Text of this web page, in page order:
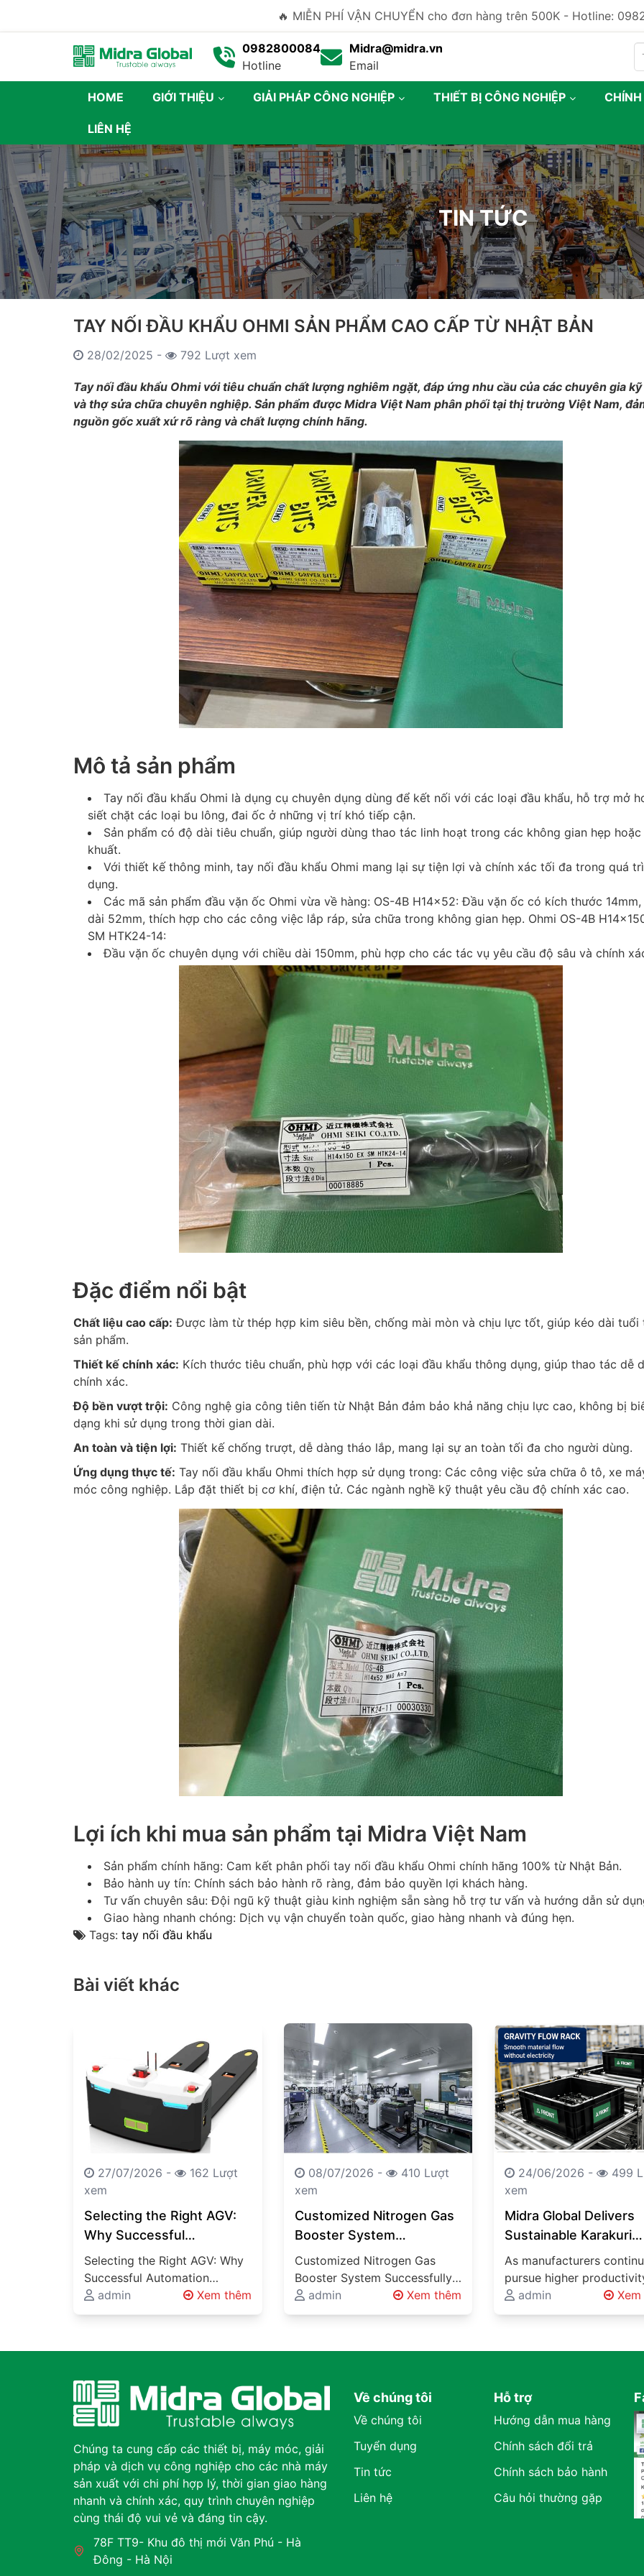
🔥 MIỄN PHÍ VẬN CHUYỂN cho đơn hàng trên 500K - Hotline:
0982800084
Hotline
Midra@midra.vn
Email
HOME GIỚI THIỆU GIẢI PHÁP CÔNG NGHIỆP THIẾT BỊ CÔNG NGHIỆP
LIÊN HỆ
TIN TỨC
TAY NỐI ĐẦU KHẨU OHMI SẢN PHẨM CAO CẤP TỪ NHẬT BẢN
28/02/2025 - 792 Lượt xem
Tay nối đầu khẩu Ohmi với tiêu chuẩn chất lượng nghiêm ngặt, đáp ứng nhu cầu của các chuyên gia
và thợ sửa chữa chuyên nghiệp. Sản phẩm được Midra Việt Nam phân phối tại thị trường Việt Nam,
nguồn gốc xuất xứ rõ ràng và chất lượng chính hãng.
Mô tả sản phẩm
Tay nối đầu khẩu Ohmi là dụng cụ chuyên dụng dùng để kết nối với các loại đầu khẩu, hỗ trợ mở
siết chặt các loại bu lông, đai ốc ở những vị trí khó tiếp cận.
Sản phẩm có độ dài tiêu chuẩn, giúp người dùng thao tác linh hoạt trong các không gian hẹp
khuất.
Với thiết kế thông minh, tay nối đầu khẩu Ohmi mang lại sự tiện lợi và chính xác tối đa trong quá
dụng.
Các mã sản phẩm đầu vặn ốc Ohmi vừa về hàng: OS-4B H14x52: Đầu vặn ốc có kích thước 14mm,
dài 52mm, thích hợp cho các công việc lắp ráp, sửa chữa trong không gian hẹp. Ohmi OS-4B
SM HTK24-14:
Đầu vặn ốc chuyên dụng với chiều dài 150mm, phù hợp cho các tác vụ yêu cầu độ sâu và chính
Đặc điểm nổi bật
Chất liệu cao cấp: Được làm từ thép hợp kim siêu bền, chống mài mòn và chịu lực tốt, giúp kéo dài tuổi
sản phẩm.
Thiết kế chính xác: Kích thước tiêu chuẩn, phù hợp với các loại đầu khẩu thông dụng, giúp thao tác dễ
chính xác.
Độ bền vượt trội: Công nghệ gia công tiên tiến từ Nhật Bản đảm bảo khả năng chịu lực cao, không bị
dạng khi sử dụng trong thời gian dài.
An toàn và tiện lợi: Thiết kế chống trượt, dễ dàng tháo lắp, mang lại sự an toàn tối đa cho người dùng.
Ứng dụng thực tế: Tay nối đầu khẩu Ohmi thích hợp sử dụng trong: Các công việc sửa chữa ô tô, xe
móc công nghiệp. Lắp đặt thiết bị cơ khí, điện tử. Các ngành nghề kỹ thuật yêu cầu độ chính xác cao.
Lợi ích khi mua sản phẩm tại Midra Việt Nam
Sản phẩm chính hãng: Cam kết phân phối tay nối đầu khẩu Ohmi chính hãng 100% từ Nhật Bản.
Bảo hành uy tín: Chính sách bảo hành rõ ràng, đảm bảo quyền lợi khách hàng.
Tư vấn chuyên sâu: Đội ngũ kỹ thuật giàu kinh nghiệm sẵn sàng hỗ trợ tư vấn và hướng dẫn sử
Giao hàng nhanh chóng: Dịch vụ vận chuyển toàn quốc, giao hàng nhanh và đúng hẹn.
Tags: tay nối đầu khẩu
Bài viết khác
27/07/2026 -
162 Lượt
xem
Selecting the Right AGV:
Why Successful
Automation Requires
More Than Choosing a
Vehicle
Selecting the Right AGV: Why
Successful Automation
Requires More Than Choosing
a Vehicle Automated Guided
admin Xem thêm
08/07/2026 -
410 Lượt
xem
Customized Nitrogen Gas
Booster System
Successfully Delivered
Through Midra Global’s
Engineering Expertise
Engineering Solutions
Customized Nitrogen Gas
Booster System Successfully
Delivered Through Midra
Global's Engineering Expertise
admin Xem thêm
24/06/2026 -
499
xem
Midra Global Delivers
Sustainable Karakuri
Solutions for One of
Vietnam’s Largest
Automotive
Manufacturers
As manufacturers
pursue higher
lower operating costs,
sustainable production
admin Xem
Chúng ta cung cấp các thiết bị, máy móc, giải
pháp và dịch vụ công nghiệp cho các nhà máy
sản xuất với chi phí hợp lý, thời gian giao hàng
nhanh và chính xác, quy trình chuyên nghiệp
cùng thái độ vui vẻ và đáng tin cậy.
78F TT9- Khu đô thị mới Văn Phú - Hà
Đông - Hà Nội
Về chúng tôi
Về chúng tôi
Tuyển dụng
Tin tức
Liên hệ
Hỗ trợ
Hướng dẫn mua hàng
Chính sách đổi trả
Chính sách bảo hành
Câu hỏi thường gặp